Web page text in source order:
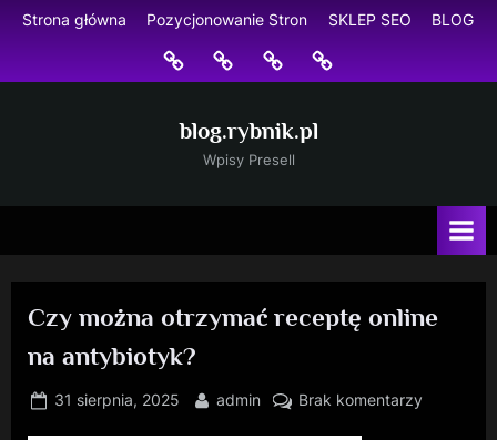
Skip
content
Strona główna Pozycjonowanie Stron SKLEP SEO BLOG
Strona
główna
Pozycjonowanie
Stron
SKLEP
SEO
BLOG
blog.rybnik.pl
Wpisy Presell
Czy można otrzymać receptę online
na antybiotyk?
Posted
31 sierpnia, 2025 By
admin Brak komentarzydo